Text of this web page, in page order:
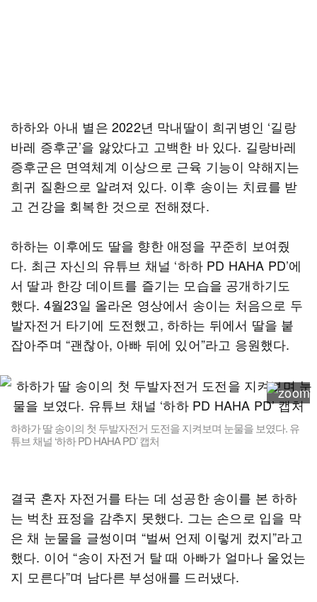
하하와 아내 별은 2022년 막내딸이 희귀병인 ‘길랑
바레 증후군’을 앓았다고 고백한 바 있다. 길랑바레
증후군은 면역체계 이상으로 근육 기능이 약해지는
희귀 질환으로 알려져 있다. 이후 송이는 치료를 받
고 건강을 회복한 것으로 전해졌다.
하하는 이후에도 딸을 향한 애정을 꾸준히 보여줬
다. 최근 자신의 유튜브 채널 ‘하하 PD HAHA PD’에
서 딸과 한강 데이트를 즐기는 모습을 공개하기도
했다. 4월23일 올라온 영상에서 송이는 처음으로 두
발자전거 타기에 도전했고, 하하는 뒤에서 딸을 붙
잡아주며 “괜찮아, 아빠 뒤에 있어”라고 응원했다.
하하가 딸 송이의 첫 두발자전거 도전을 지켜보며 눈물을 보였다. 유
튜브 채널 ‘하하 PD HAHA PD’ 캡처
결국 혼자 자전거를 타는 데 성공한 송이를 본 하하
는 벅찬 표정을 감추지 못했다. 그는 손으로 입을 막
은 채 눈물을 글썽이며 “벌써 언제 이렇게 컸지”라고
했다. 이어 “송이 자전거 탈 때 아빠가 얼마나 울었는
지 모른다”며 남다른 부성애를 드러냈다.